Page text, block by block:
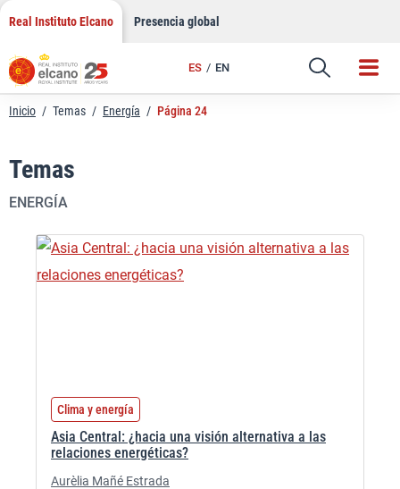
Saltar
contenido
Real Instituto Elcano Presencia global
ES EN
Inicio / Temas / Energía / Página 24
Temas
ENERGÍA
Clima y energía
Asia Central: ¿hacia una visión alternativa a las
relaciones energéticas?
Aurèlia Mañé Estrada